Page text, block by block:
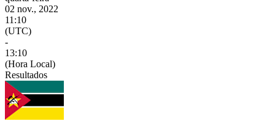
02 nov., 2022
11:10
(UTC)
-
13:10
(Hora Local)
Resultados